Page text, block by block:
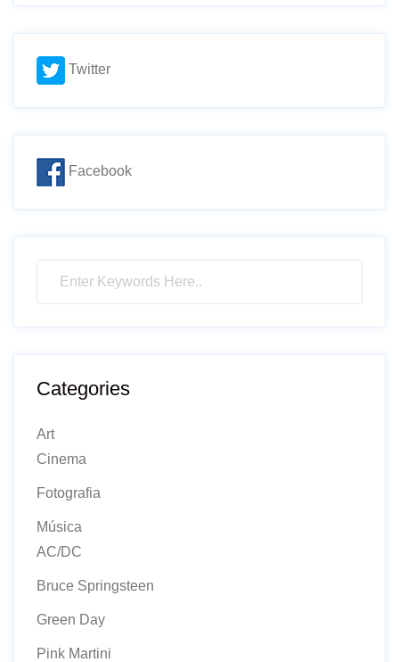
Twitter
Facebook
Categories
Art
Cinema
Fotografia
Música
AC/DC
Bruce Springsteen
Green Day
Pink Martini